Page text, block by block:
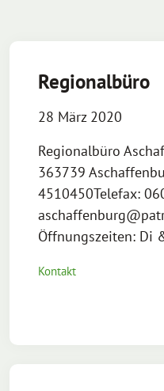
Regionalbüro
28 März 2020
Regionalbüro
363739
4510450Telefax:
Öffnungszeiten: Di
Kontakt